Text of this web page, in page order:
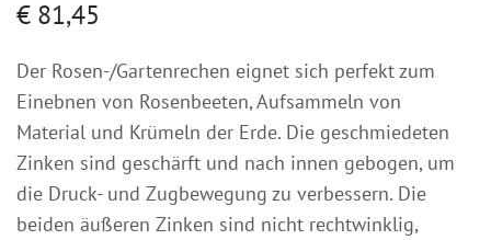
€ 81,45
Der Rosen-/Gartenrechen eignet sich perfekt zum
Einebnen von Rosenbeeten, Aufsammeln von
Material und Krümeln der Erde. Die geschmiedeten
Zinken sind geschärft und nach innen gebogen, um
die Druck- und Zugbewegung zu verbessern. Die
beiden äußeren Zinken sind nicht rechtwinklig,